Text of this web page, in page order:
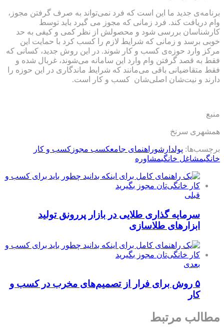
برنامه‌ی جدید ما این است که فرد نمی‌تواند به صرف گرفتن مجوز،
وام دریافت کند. فرد زمانی که مجوز می گیرد باید توسط
کارشناسان بررسی شود و محصولش از نظر کمی و کیفی به حد
خوبی برسد و زمانی که شرایط لازم را کسب کرد با حمایت این
مرکز وارد حوزه‌ی کسب و کار شوند. در این روش جدید، کسانی که
فقط به قصد گرفتن وام وارد این سامانه می‌شوند، غربال شده و
فقط متقاضیانی باقی می‌مانند که شرایط ماندگاری در این حوزه را
دارند و نیت‌شان اصلی‌شان کسب و کار است.
منبع
همشهری سرنخ
برچسب‌ها: پولدارشوراهنمای جامعکسب مجوز کسب و کار
خانگیمشاغل خانگیمشاوره
قبلی
سرمایه گذاری طلایی در بازار پررونق تولید
ابزارهای طلاسازی
بعدی
۵ روش برای فرار از تصمیم‌های مخرب در کسب و
کار
مطالب مرتبط